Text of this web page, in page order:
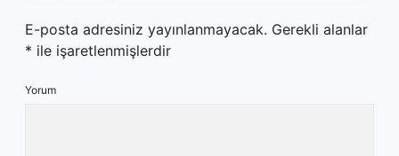
E-posta adresiniz yayınlanmayacak. Gerekli alanlar
* ile işaretlenmişlerdir
Yorum